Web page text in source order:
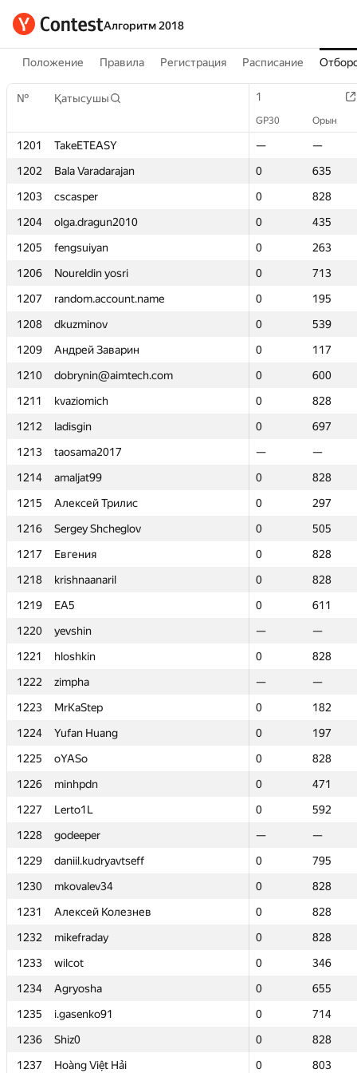
Алгоритм 2018
Положение Правила Регистрация Расписание
№ Қатысушы 1
GP30 Орын
1201 TakeETEASY —
—
1202
Bala Varadarajan 0
635
1203
cscasper 0
828
1204
olga.dragun2010 0
435
1205
fengsuiyan 0
263
1206
Noureldin yosri 0
713
1207
random.account.name 0
195
1208
dkuzminov 0
539
1209
Андрей Заварин 0
117
1210
dobrynin@aimtech.com 0
600
1211
kvaziomich 0
828
1212
ladisgin 0
697
1213
taosama2017 —
—
1214
amaljat99 0
828
1215
Алексей Трилис 0
297
1216
Sergey Shcheglov 0
505
1217
Евгения 0
828
1218
krishnaanaril 0
828
1219
EA5 0
611
1220
yevshin —
—
1221
hloshkin 0
828
1222
zimpha —
—
1223
MrKaStep 0
182
1224
Yufan Huang 0
197
1225
oYASo 0
828
1226
minhpdn 0
471
1227
Lerto1L 0
592
1228
godeeper —
—
1229
daniil.kudryavtseff 0
795
1230
mkovalev34 0
828
1231
Алексей Колезнев 0
828
1232
mikefraday 0
828
1233
wilcot 0
346
1234
Agryosha 0
655
1235
i.gasenko91 0
714
1236
Shiz0 0
828
1237
Hoàng Việt Hải 0
803
№ Қатысушы 1
GP30 Орын
1201 TakeETEASY —
—
1202
Bala Varadarajan 0
635
1203
cscasper 0
828
1204
olga.dragun2010 0
435
1205
fengsuiyan 0
263
1206
Noureldin yosri 0
713
1207
random.account.name 0
195
1208
dkuzminov 0
539
1209
Андрей Заварин 0
117
1210
dobrynin@aimtech.com 0
600
1211
kvaziomich 0
828
1212
ladisgin 0
697
1213
taosama2017 —
—
1214
amaljat99 0
828
1215
Алексей Трилис 0
297
1216
Sergey Shcheglov 0
505
1217
Евгения 0
828
1218
krishnaanaril 0
828
1219
EA5 0
611
1220
yevshin —
—
1221
hloshkin 0
828
1222
zimpha —
—
1223
MrKaStep 0
182
1224
Yufan Huang 0
197
1225
oYASo 0
828
1226
minhpdn 0
471
1227
Lerto1L 0
592
1228
godeeper —
—
1229
daniil.kudryavtseff 0
795
1230
mkovalev34 0
828
1231
Алексей Колезнев 0
828
1232
mikefraday 0
828
1233
wilcot 0
346
1234
Agryosha 0
655
1235
i.gasenko91 0
714
1236
Shiz0 0
828
1237
Hoàng Việt Hải 0
803